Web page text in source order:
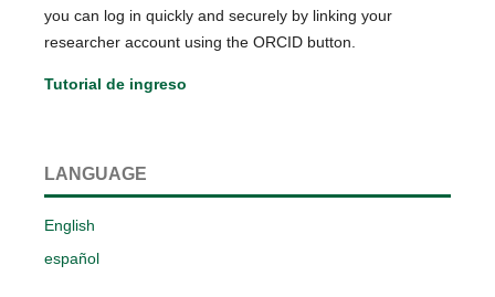
you can log in quickly and securely by linking your
researcher account using the ORCID button.
Tutorial de ingreso
LANGUAGE
English
español